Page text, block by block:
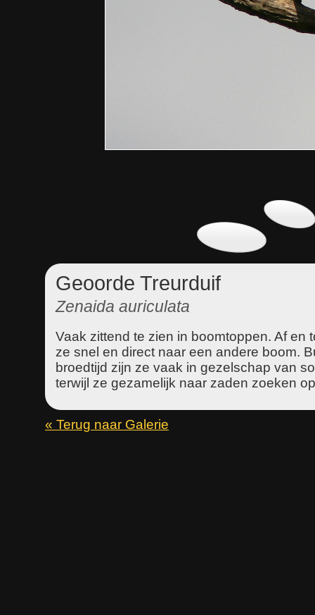
Geoorde Treurduif
Zenaida auriculata
Vaak zittend te zien in boomtoppen. Af en
ze snel en direct naar een andere boom.
broedtijd zijn ze vaak in gezelschap van
terwijl ze gezamelijk naar zaden zoeken
« Terug naar Galerie